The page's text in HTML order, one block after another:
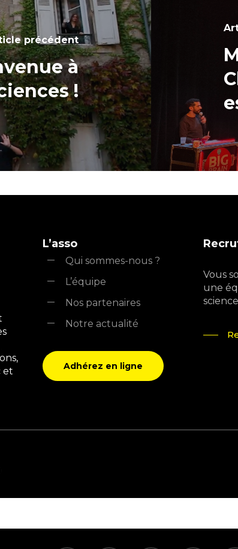
précédent
à
!
et
L’asso
Qui sommes-nous ?
L’équipe
Nos partenaires
Notre actualité
Adhérez en ligne
Vous
une